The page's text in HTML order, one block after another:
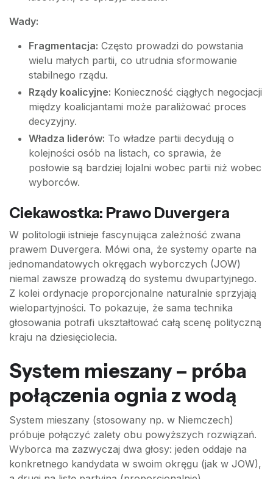
Wady:
Fragmentacja: Często prowadzi do powstania
wielu małych partii, co utrudnia sformowanie
stabilnego rządu.
Rządy koalicyjne: Konieczność ciągłych negocjacji
między koalicjantami może paraliżować proces
decyzyjny.
Władza liderów: To władze partii decydują o
kolejności osób na listach, co sprawia, że
posłowie są bardziej lojalni wobec partii niż wobec
wyborców.
Ciekawostka: Prawo Duvergera
W politologii istnieje fascynująca zależność zwana
prawem Duvergera. Mówi ona, że systemy oparte na
jednomandatowych okręgach wyborczych (JOW)
niemal zawsze prowadzą do systemu dwupartyjnego.
Z kolei ordynacje proporcjonalne naturalnie sprzyjają
wielopartyjności. To pokazuje, że sama technika
głosowania potrafi ukształtować całą scenę polityczną
kraju na dziesięciolecia.
System mieszany – próba
połączenia ognia z wodą
System mieszany (stosowany np. w Niemczech)
próbuje połączyć zalety obu powyższych rozwiązań.
Wyborca ma zazwyczaj dwa głosy: jeden oddaje na
konkretnego kandydata w swoim okręgu (jak w JOW),